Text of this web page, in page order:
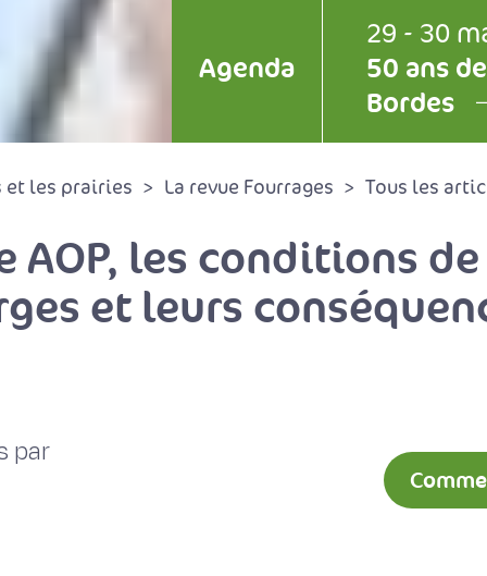
Agenda
29 - 30
50 ans
Bordes
et les prairies La revue Fourrages Tous les
AOP, les conditions
et leurs
par